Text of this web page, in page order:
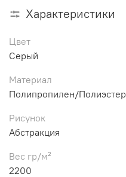
Характеристики
Цвет
Серый
Материал
Полипропилен/Полиэстер
Рисунок
Абстракция
Вес гр/м²
2200